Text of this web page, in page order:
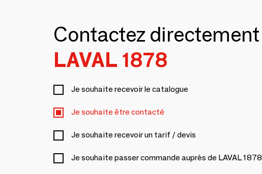
Contactez directement
LAVAL 1878
Je souhaite recevoir le catalogue
Je souhaite être contacté
Je souhaite recevoir un tarif / devis
Je souhaite passer commande auprès de LAVAL 1878